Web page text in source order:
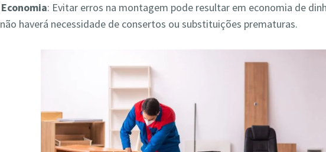
Economia: Evitar erros na montagem pode resultar em economia de
não haverá necessidade de consertos ou substituições prematuras.